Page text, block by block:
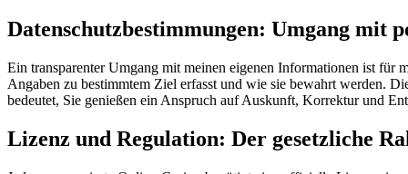
Datenschutzbestimmungen: Umgang mit
Ein transparenter Umgang mit meinen eigenen Informationen ist für
Angaben zu bestimmtem Ziel erfasst und wie sie bewahrt werden.
bedeutet, Sie genießen ein Anspruch auf Auskunft, Korrektur und
Lizenz und Regulation: Der gesetzliche